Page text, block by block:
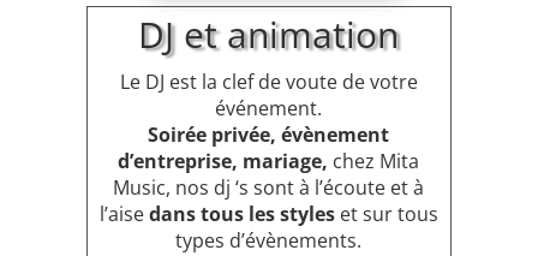
DJ et animation
Le DJ est la clef de voute de votre
événement.
Soirée privée, évènement
d’entreprise, mariage, chez Mita
Music, nos dj ‘s sont à l’écoute et à
l’aisedans tous les styleset sur tous
types d’évènements.